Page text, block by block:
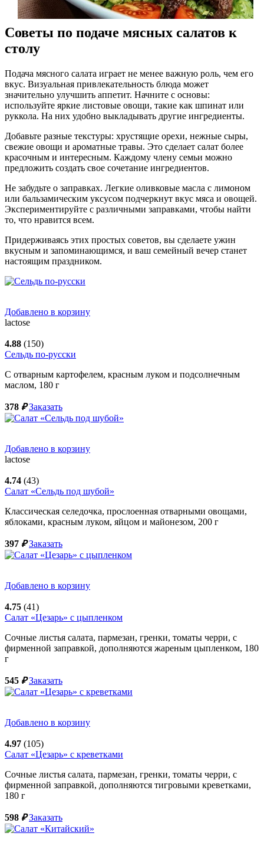
Советы по подаче мясных салатов к
столу
Подача мясного салата играет не менее важную роль, чем его
вкус. Визуальная привлекательность блюда может
значительно улучшить аппетит. Начните с основы:
используйте яркие листовые овощи, такие как шпинат или
руккола. На них удобно выкладывать другие ингредиенты.
Добавьте разные текстуры: хрустящие орехи, нежные сыры,
свежие овощи и ароматные травы. Это сделает салат более
красочным и интересным. Каждому члену семьи можно
предложить создать свое сочетание ингредиентов.
Не забудьте о заправках. Легкие оливковые масла с лимоном
или бальзамическим уксусом подчеркнут вкус мяса и овощей.
Экспериментируйте с различными заправками, чтобы найти
то, что нравится всем.
Придерживаясь этих простых советов, вы сделаете ужин
вкусным и запоминающимся, и ваш семейный вечер станет
настоящим праздником.
Добавлено в корзину
lactose
4.88 (150)
Сельдь по-русски
С отварным картофелем, красным луком и подсолнечным
маслом, 180 г
378 ₽ Заказать
Добавлено в корзину
lactose
4.74 (43)
Салат «Сельдь под шубой»
Классическая селедочка, прослоенная отварными овощами,
яблоками, красным луком, яйцом и майонезом, 200 г
397 ₽ Заказать
Добавлено в корзину
4.75 (41)
Салат «Цезарь» с цыпленком
Сочные листья салата, пармезан, гренки, томаты черри, с
фирменной заправкой, дополняются жареным цыпленком, 180
г
545 ₽ Заказать
Добавлено в корзину
4.97 (105)
Салат «Цезарь» с креветками
Сочные листья салата, пармезан, гренки, томаты черри, с
фирменной заправкой, дополняются тигровыми креветками,
180 г
598 ₽ Заказать